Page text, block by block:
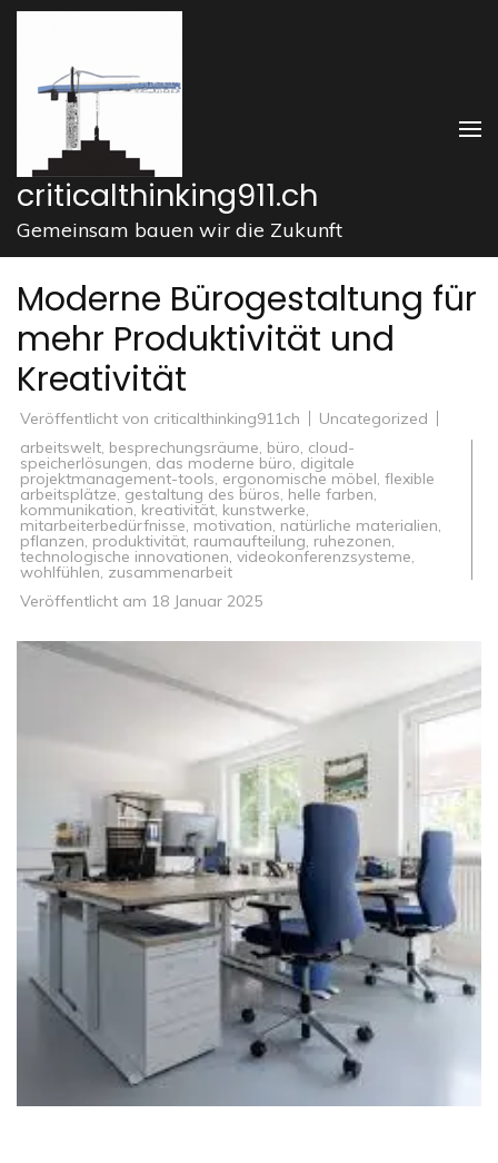
Zum
springen
drücken)
criticalthinking911.ch
Gemeinsam bauen wir die Zukunft
Moderne Bürogestaltung für
mehr Produktivität und
Kreativität
Veröffentlicht von criticalthinking911ch
Uncategorized
arbeitswelt, besprechungsräume, büro, cloud-
speicherlösungen, das moderne büro, digitale
projektmanagement-tools, ergonomische möbel, flexible
arbeitsplätze,gestaltung des büros, helle farben,
kommunikation, kreativität, kunstwerke,
mitarbeiterbedürfnisse, motivation, natürliche materialien,
pflanzen, produktivität, raumaufteilung, ruhezonen,
technologische innovationen, videokonferenzsysteme,
wohlfühlen, zusammenarbeit
Veröffentlicht am 18 Januar 2025